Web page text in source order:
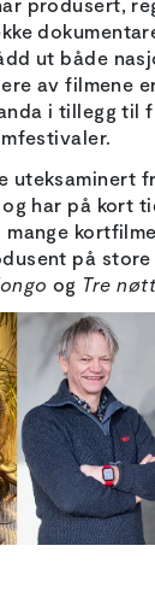
produsert,
ut både
av filmene
i tillegg til
uteksaminert
og har på kort
på
og Tre